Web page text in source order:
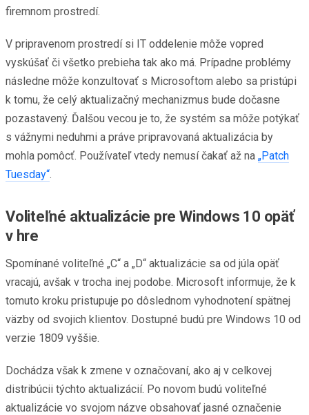
firemnom prostredí.
V pripravenom prostredí si IT oddelenie môže vopred
vyskúšať či všetko prebieha tak ako má. Prípadne problémy
následne môže konzultovať s Microsoftom alebo sa pristúpi
k tomu, že celý aktualizačný mechanizmus bude dočasne
pozastavený. Ďalšou vecou je to, že systém sa môže potýkať
s vážnymi neduhmi a práve pripravovaná aktualizácia by
mohla pomôcť. Používateľ vtedy nemusí čakať až na „Patch
Tuesday“.
Voliteľné aktualizácie pre Windows 10 opäť
v hre
Spomínané voliteľné „C“ a „D“ aktualizácie sa od júla opäť
vracajú, avšak v trocha inej podobe. Microsoft informuje, že k
tomuto kroku pristupuje po dôslednom vyhodnotení spätnej
väzby od svojich klientov. Dostupné budú pre Windows 10 od
verzie 1809 vyššie.
Dochádza však k zmene v označovaní, ako aj v celkovej
distribúcii týchto aktualizácií. Po novom budú voliteľné
aktualizácie vo svojom názve obsahovať jasné označenie